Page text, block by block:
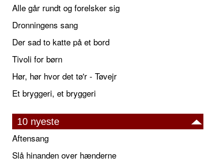
Alle går rundt og forelsker sig
Dronningens sang
Der sad to katte på et bord
Tivoli for børn
Hør, hør hvor det tø'r - Tøvejr
Et bryggeri, et bryggeri
10 nyeste
Aftensang
Slå hinanden over hænderne